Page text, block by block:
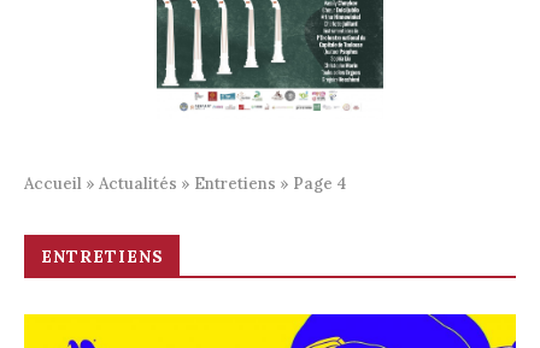
Accueil » Actualités » Entretiens » Page 4
ENTRETIENS